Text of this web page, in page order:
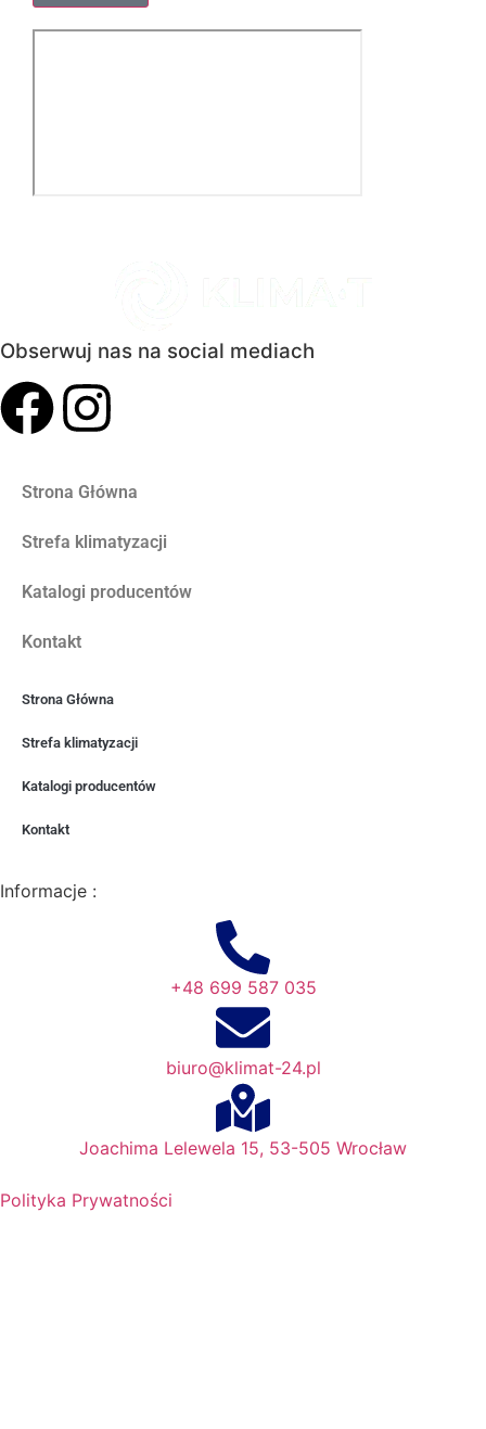
Obserwuj nas na social mediach
Strona Główna
Strefa klimatyzacji
Katalogi producentów
Kontakt
Strona Główna
Strefa klimatyzacji
Katalogi producentów
Kontakt
Informacje :
+48 699 587 035
biuro@klimat-24.pl
Joachima Lelewela 15, 53-505 Wrocław
Polityka Prywatności